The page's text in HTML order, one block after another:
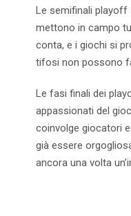
Le semifinali playoff
mettono in campo
conta, e i giochi si
tifosi non possono
Le fasi finali dei
appassionati del
coinvolge giocatori
già essere
ancora una volta